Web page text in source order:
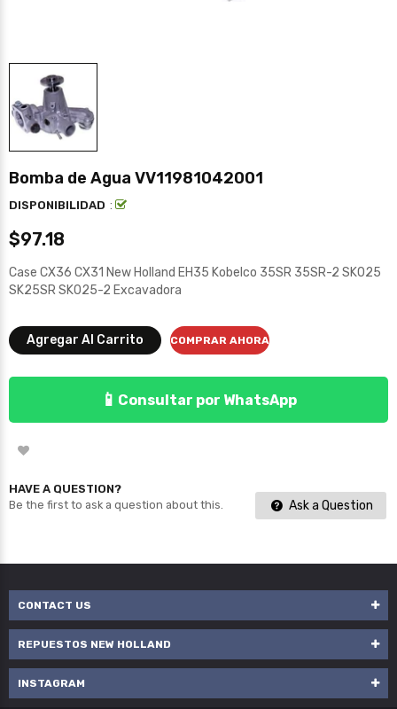
Bomba de Agua VV11981042001
DISPONIBILIDAD :
$97.18
Case CX36 CX31 New Holland EH35 Kobelco 35SR 35SR-2 SK025
SK25SR SK025-2 Excavadora
Agregar Al Carrito COMPRAR AHORA
📱 Consultar por WhatsApp
HAVE A QUESTION?
Be the first to ask a question about this.
Ask a Question
CONTACT US
REPUESTOS NEW HOLLAND
INSTAGRAM